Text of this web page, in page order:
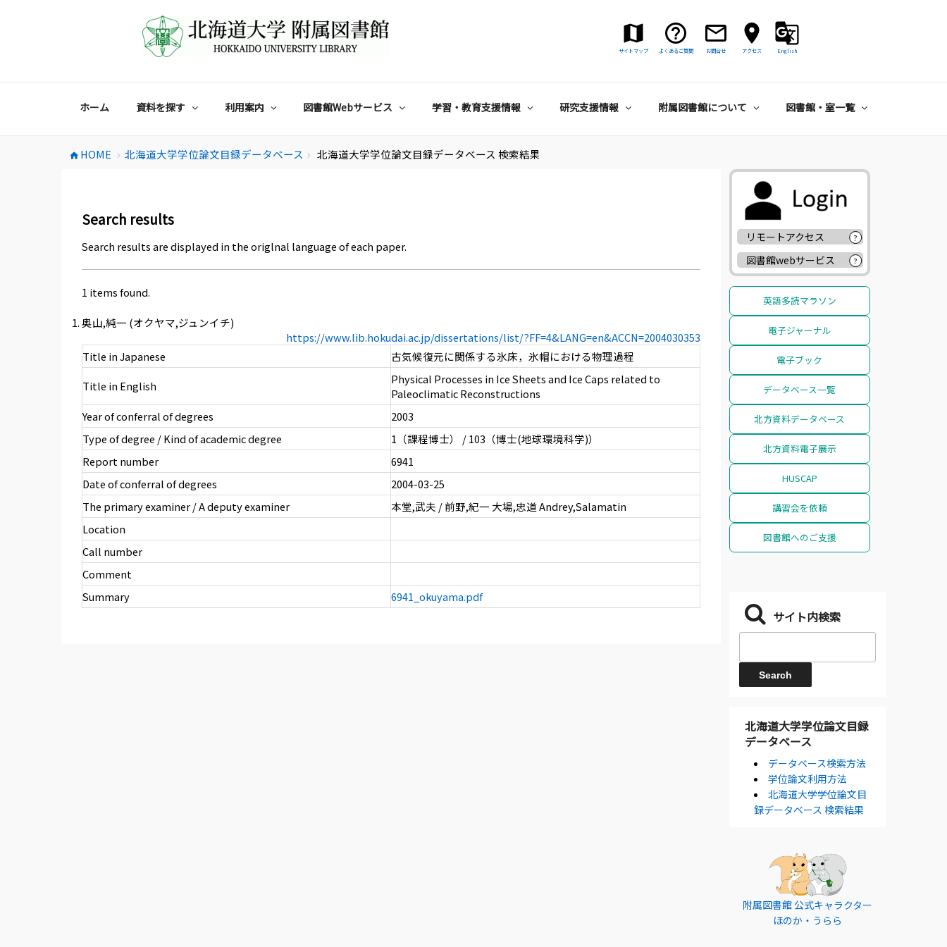
サイトマップ よくあるご質問 お問合せ アクセス English
ホーム 資料を探す 利用案内 図書館Webサービス 学習・教育支援情報 研究支援情報 附属図書館について 図書館・室一覧
home HOME chevron_right 北海道大学学位論文目録データベース chevron_right 北海道大学学位論文目録データベース 検索結果
Search results
Search results are displayed in the origlnal language of each paper.
1 items found.
奥山,純一 (オクヤマ,ジュンイチ)
https://www.lib.hokudai.ac.jp/dissertations/list/?FF=4&LANG=en&ACCN=2004030353
Title in Japanese
古気候復元に関係する氷床，氷帽における物理過程
Title in English
Physical Processes in Ice Sheets and Ice Caps related to
Paleoclimatic Reconstructions
Year of conferral of degrees
2003
Type of degree / Kind of academic degree
1（課程博士） / 103（博士(地球環境科学)）
Report number
6941
Date of conferral of degrees
2004-03-25
The primary examiner / A deputy examiner
本堂,武夫 / 前野,紀一 大場,忠道 Andrey,Salamatin
Location
Call number
Comment
Summary
6941_okuyama.pdf
リモートアクセス ?
図書館webサービス ?
英語多読マラソン
電子ジャーナル
電子ブック
データベース一覧
北方資料データベース
北方資料電子展示
HUSCAP
講習会を依頼
図書館へのご支援
サイト内検索
北海道大学学位論文目録
データベース
データベース検索方法
学位論文利用方法
北海道大学学位論文目
録データベース 検索結果
附属図書館 公式キャラクター
ほのか・うらら